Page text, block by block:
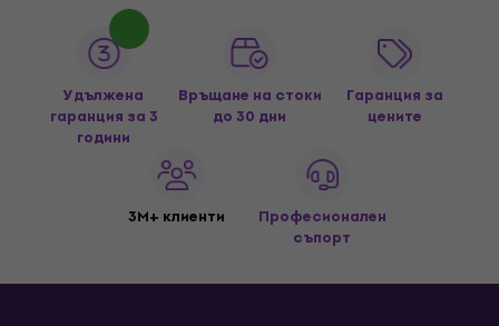
Удължена
гаранция за 3
години
Връщане на стоки
до 30 дни
Гаранция за
цените
3M+ клиенти
Професионален
съпорт